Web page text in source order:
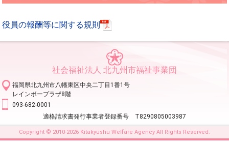
役員の報酬等に関する規則
社会福祉法人 北九州市福祉事業団
福岡県北九州市八幡東区中央二丁目1番1号
レインボープラザ8階
093-682-0001
適格請求書発行事業者登録番号 T8290805003987
Copyright © 2010-2026 Kitakyushu Welfare Agency All Rights Reserved.